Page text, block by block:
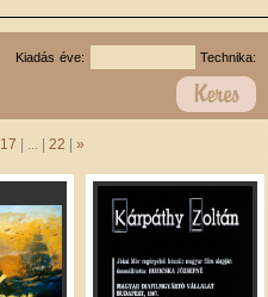
Kiadás éve: Technika:
17 | ... | 22 | »